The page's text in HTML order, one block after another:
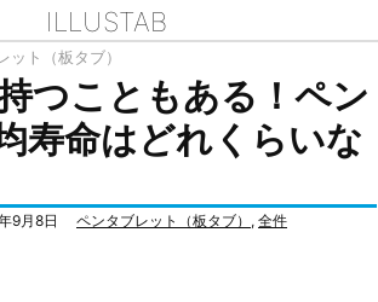
ILLUSTAB
ット（板タブ）
つこともある！ペン
寿命はどれくらいな
9月8日 ペンタブレット（板タブ） , 全件